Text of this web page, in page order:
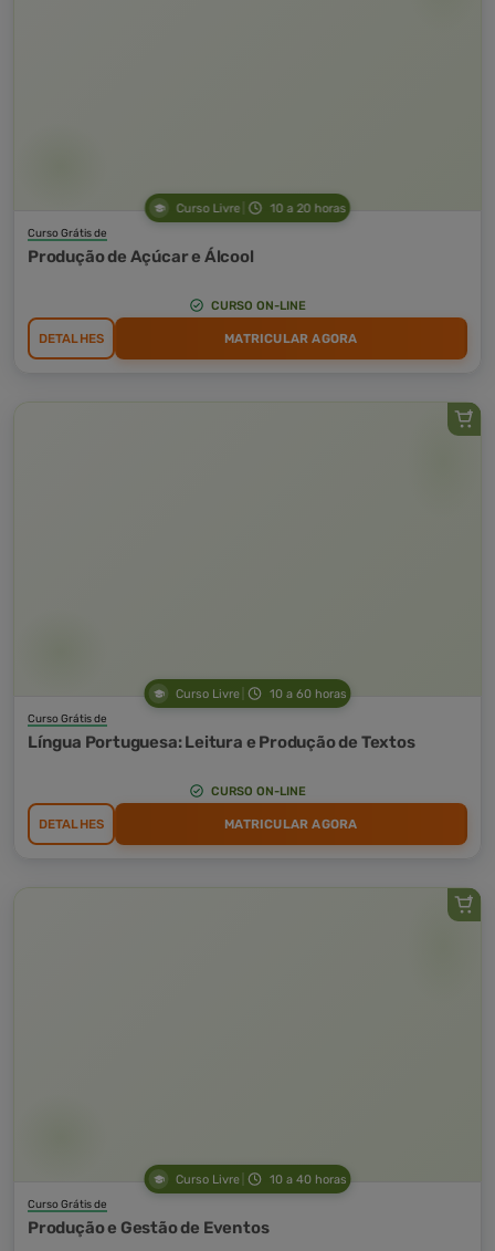
Curso Livre 10 a 20 horas
Curso Grátis de
Produção de Açúcar e Álcool
CURSO ON-LINE
DETALHES MATRICULAR AGORA
Curso Livre 10 a 60 horas
Curso Grátis de
Língua Portuguesa: Leitura e Produção de Textos
CURSO ON-LINE
DETALHES MATRICULAR AGORA
Curso Livre 10 a 40 horas
Curso Grátis de
Produção e Gestão de Eventos